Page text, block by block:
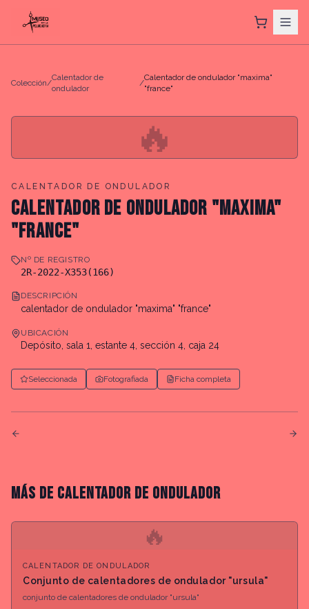
Colección/
Calentador de
ondulador
/
Calentador de ondulador "maxima"
"france"
🔥
CALENTADOR DE ONDULADOR
CALENTADOR DE ONDULADOR "MAXIMA"
"FRANCE"
Nº DE REGISTRO
2R-2022-X353(166)
DESCRIPCIÓN
calentador de ondulador "maxima" "france"
UBICACIÓN
Depósito, sala 1, estante 4, sección 4, caja 24
Seleccionada Fotografiada Ficha completa
MÁS DE CALENTADOR DE ONDULADOR
🔥
CALENTADOR DE ONDULADOR
Conjunto de calentadores de ondulador "ursula"
conjunto de calentadores de ondulador "ursula"